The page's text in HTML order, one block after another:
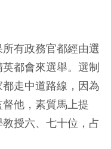
有政務官都經由選
都會來選舉。選制
走中道路線，因為
他，素質馬上提
授六、七十位，占